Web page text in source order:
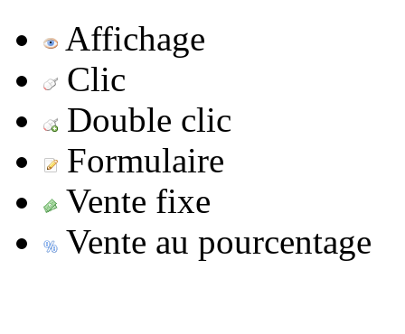
Affichage
Clic
Double clic
Formulaire
Vente fixe
Vente au pourcentage